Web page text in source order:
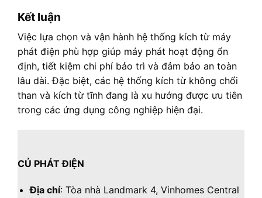
Kết luận
Việc lựa chọn và vận hành hệ thống kích từ máy
phát điện phù hợp giúp máy phát hoạt động ổn
định, tiết kiệm chi phí bảo trì và đảm bảo an toàn
lâu dài. Đặc biệt, các hệ thống kích từ không chổi
than và kích từ tĩnh đang là xu hướng được ưu tiên
trong các ứng dụng công nghiệp hiện đại.
CỦ PHÁT ĐIỆN
Địa chỉ: Tòa nhà Landmark 4, Vinhomes Central